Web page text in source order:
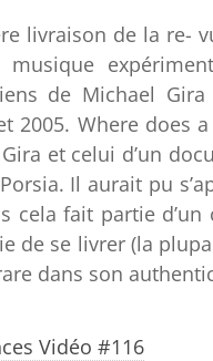
livraison de la re-
de Michael
2005. Where
et celui d’un
Il aurait pu
cela fait partie
de se livrer (la
dans son
Vidéo #116